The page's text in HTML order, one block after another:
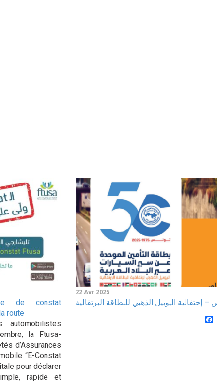
de constat
route
la Ftusa-
d’Assurances
“E-Constat
pour déclarer
rapide et
22 Avr 2025
إحتفالية اليوبيل الذهبي للبطاقة البرتقالية